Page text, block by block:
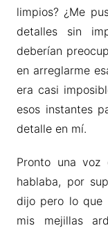
limpios? ¿Me
detalles sin
deberían
en arreglarme
era casi
esos instantes
detalle en mí.
Pronto una
hablaba, por
dijo pero lo que
mis mejillas